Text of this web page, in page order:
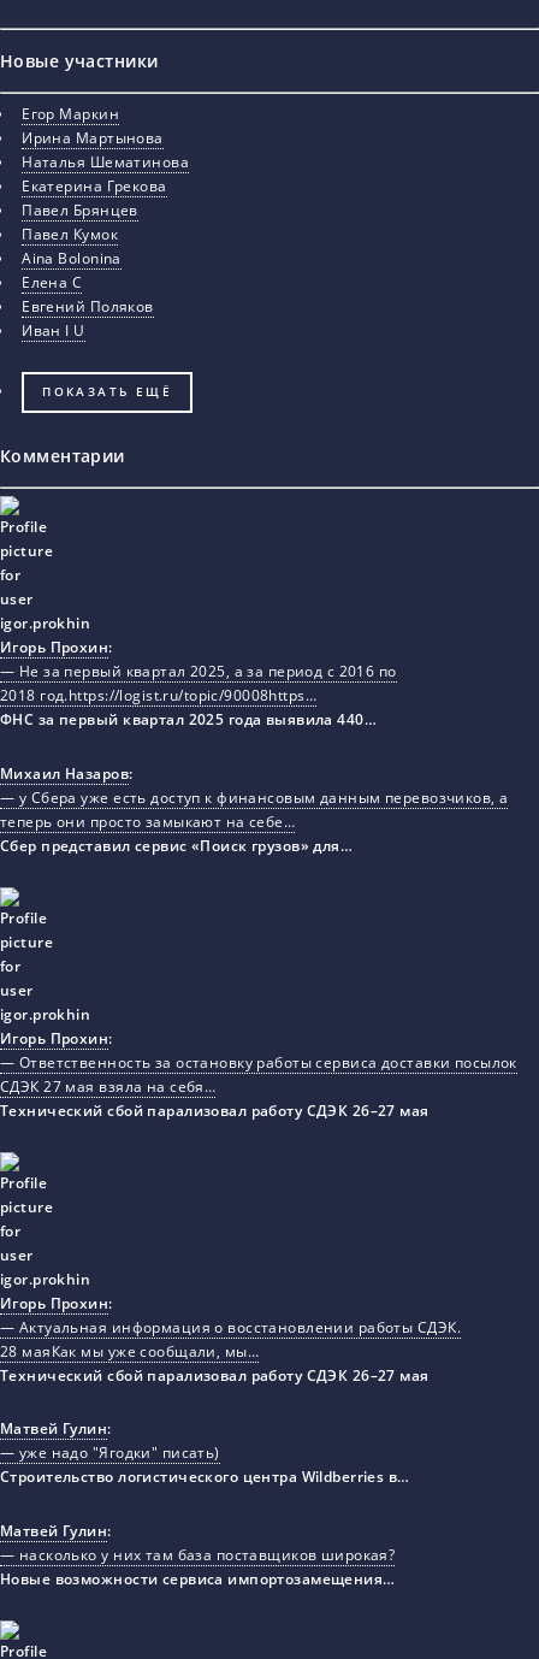
Новые участники
Егор Маркин
Ирина Мартынова
Наталья Шематинова
Екатерина Грекова
Павел Брянцев
Павел Кумок
Aina Bolonina
Елена С
Евгений Поляков
Иван I U
ПОКАЗАТЬ ЕЩЁ
Комментарии
Игорь Прохин:
— Не за первый квартал 2025, а за период с 2016 по
2018 год.https://logist.ru/topic/90008https…
ФНС за первый квартал 2025 года выявила 440…
Михаил Назаров:
— у Сбера уже есть доступ к финансовым данным перевозчиков, а
теперь они просто замыкают на себе…
Сбер представил сервис «Поиск грузов» для…
Игорь Прохин:
— Ответственность за остановку работы сервиса доставки посылок
СДЭК 27 мая взяла на себя…
Технический сбой парализовал работу СДЭК 26–27 мая
Игорь Прохин:
— Актуальная информация о восстановлении работы СДЭК.
28 маяКак мы уже сообщали, мы…
Технический сбой парализовал работу СДЭК 26–27 мая
Матвей Гулин:
— уже надо "Ягодки" писать)
Строительство логистического центра Wildberries в…
Матвей Гулин:
— насколько у них там база поставщиков широкая?
Новые возможности сервиса импортозамещения…